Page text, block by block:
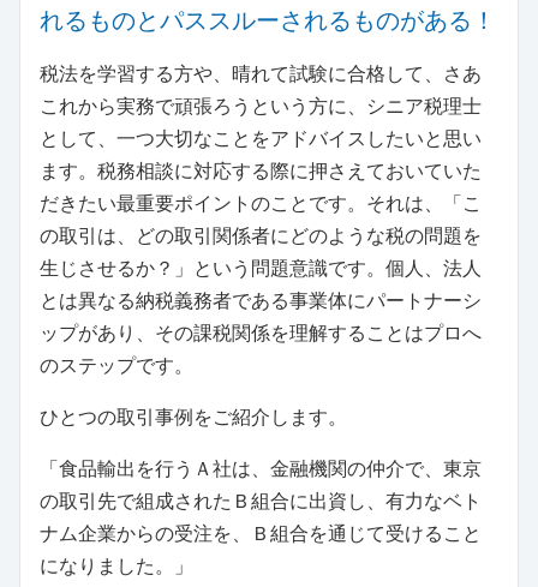
れるものとパススルーされるものがある！
税法を学習する方や、晴れて試験に合格して、さあ
これから実務で頑張ろうという方に、シニア税理士
として、一つ大切なことをアドバイスしたいと思い
ます。税務相談に対応する際に押さえておいていた
だきたい最重要ポイントのことです。それは、「こ
の取引は、どの取引関係者にどのような税の問題を
生じさせるか？」という問題意識です。個人、法人
とは異なる納税義務者である事業体にパートナーシ
ップがあり、その課税関係を理解することはプロへ
のステップです。
ひとつの取引事例をご紹介します。
「食品輸出を行うＡ社は、金融機関の仲介で、東京
の取引先で組成されたＢ組合に出資し、有力なベト
ナム企業からの受注を、Ｂ組合を通じて受けること
になりました。」